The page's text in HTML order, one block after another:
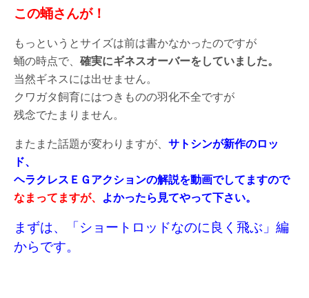
この蛹さんが！
もっというとサイズは前は書かなかったのですが
蛹の時点で、 確実にギネスオーバーをしていました。
当然ギネスには出せません。
クワガタ飼育にはつきものの羽化不全ですが
残念でたまりません。
またまた話題が変わりますが、 サトシンが新作のロッ
ド、
ヘラクレスＥＧアクションの解説を動画でしてますので
なまってますが、 よかったら見てやって下さい。
まずは、「ショートロッドなのに良く飛ぶ」編
からです。